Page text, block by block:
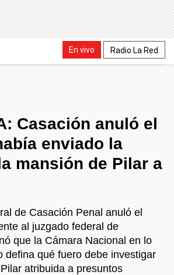
En vivo Radio La Red
Casación anuló el
enviado la
mansión de Pilar a
de Casación Penal anuló el
al juzgado federal de
que la Cámara Nacional en lo
defina qué fuero debe investigar
atribuida a presuntos